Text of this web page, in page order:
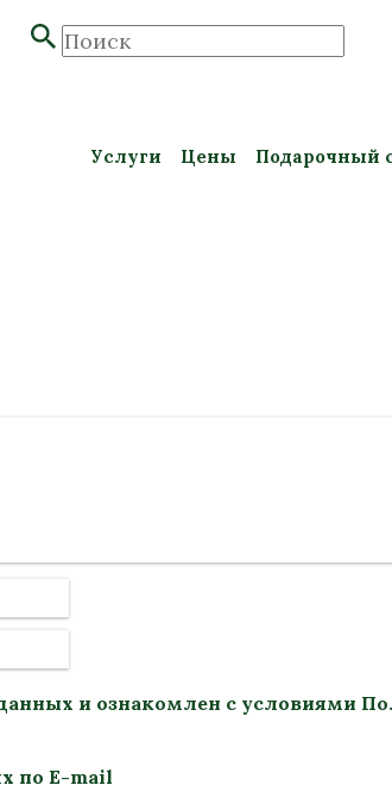
Услуги Цены Подарочный
и ознакомлен с условиями
по E-mail